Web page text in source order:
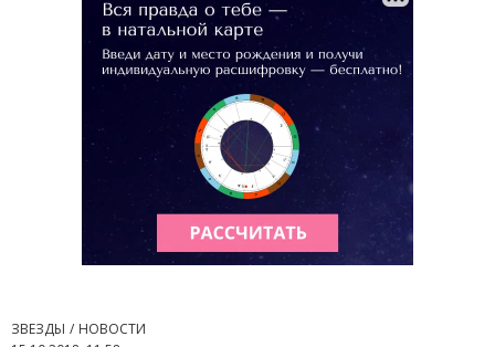
ЗВЕЗДЫ
НОВОСТИ